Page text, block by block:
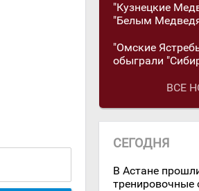
"Кузнецкие
"Белым
"Омские
обыграли
ВСЕ
СЕГОДНЯ
В Астане
тренировочные